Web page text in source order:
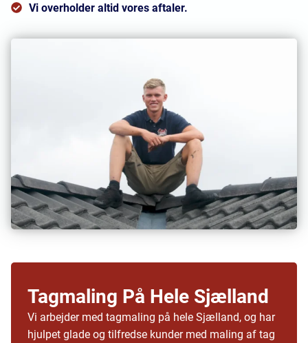
Vi overholder altid vores aftaler.
Tagmaling På Hele Sjælland
Vi arbejder med tagmaling på hele Sjælland, og har
hjulpet glade og tilfredse kunder med maling af tag